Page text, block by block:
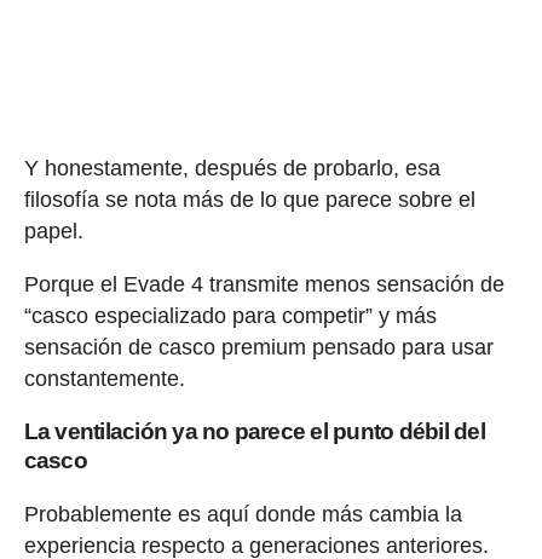
Y honestamente, después de probarlo, esa
filosofía se nota más de lo que parece sobre el
papel.
Porque el Evade 4 transmite menos sensación de
“casco especializado para competir” y más
sensación de casco premium pensado para usar
constantemente.
La ventilación ya no parece el punto débil del
casco
Probablemente es aquí donde más cambia la
experiencia respecto a generaciones anteriores.